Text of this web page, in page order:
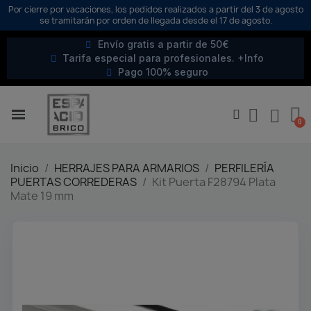
Por cierre por vacaciones, los pedidos realizados a partir del 3 de agosto
se tramitarán por orden de llegada desde el 17 de agosto.
Envío gratis a partir de 50€
Tarifa especial para profesionales. +Info
Pago 100% seguro
Inicio HERRAJES PARA ARMARIOS
PERFILERÍA
PUERTAS CORREDERAS
Kit Puerta F28794 Plata
Mate 19 mm